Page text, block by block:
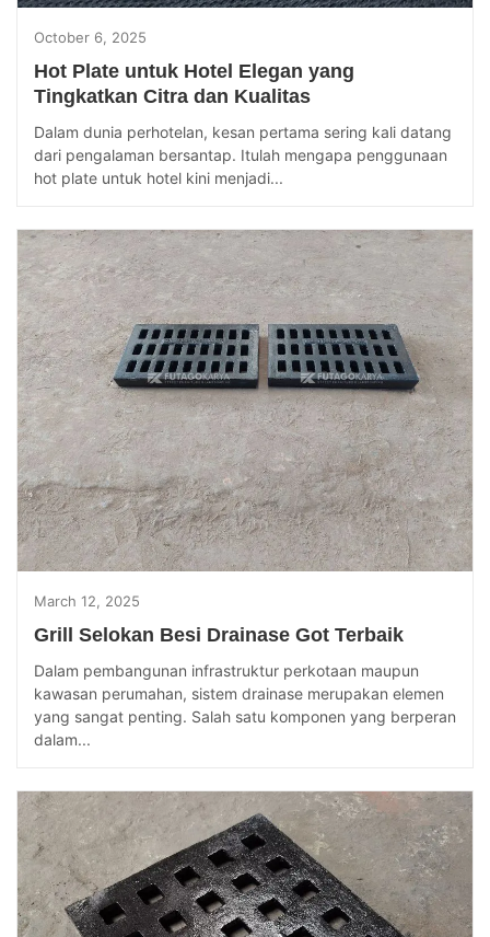
October 6, 2025
Hot Plate untuk Hotel Elegan yang
Tingkatkan Citra dan Kualitas
Dalam dunia perhotelan, kesan pertama sering kali datang
dari pengalaman bersantap. Itulah mengapa penggunaan
hot plate untuk hotel kini menjadi...
March 12, 2025
Grill Selokan Besi Drainase Got Terbaik
Dalam pembangunan infrastruktur perkotaan maupun
kawasan perumahan, sistem drainase merupakan elemen
yang sangat penting. Salah satu komponen yang berperan
dalam...